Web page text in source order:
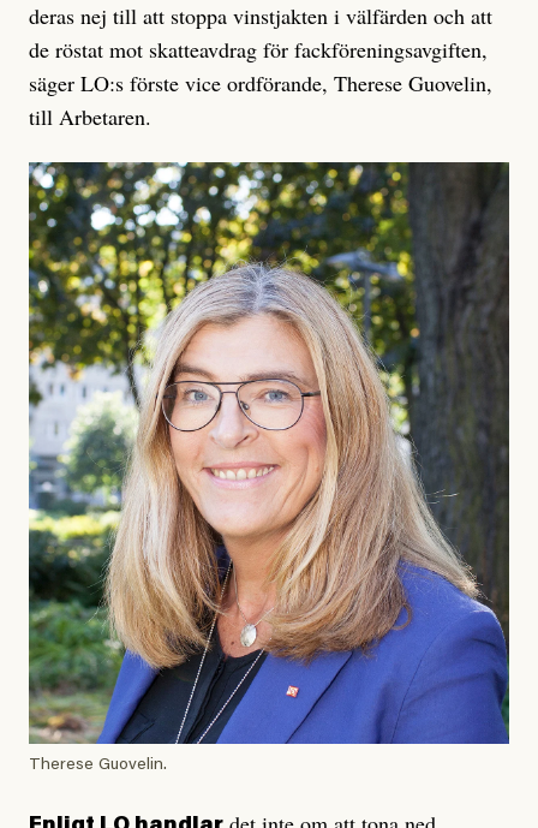
deras nej till att stoppa vinstjakten i välfärden och att
de röstat mot skatteavdrag för fackföreningsavgiften,
säger LO:s förste vice ordförande, Therese Guovelin,
till Arbetaren.
Therese Guovelin.